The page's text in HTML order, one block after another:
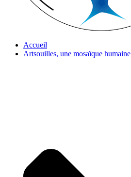
Accueil
Artsouilles, une mosaïque humaine